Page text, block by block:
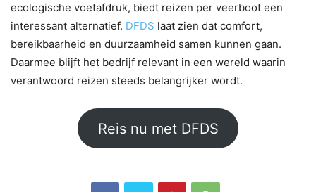
ecologische voetafdruk, biedt reizen per veerboot een
interessant alternatief. DFDS laat zien dat comfort,
bereikbaarheid en duurzaamheid samen kunnen gaan.
Daarmee blijft het bedrijf relevant in een wereld waarin
verantwoord reizen steeds belangrijker wordt.
Reis nu met DFDS